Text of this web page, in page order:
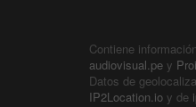
Contiene
audiovisual.pe y
Datos de
IP2Location.io y de